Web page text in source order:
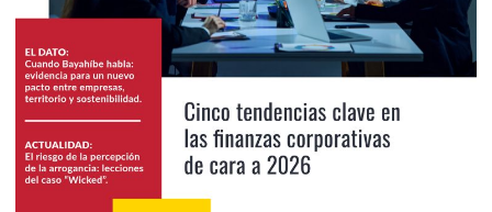
Diciembre